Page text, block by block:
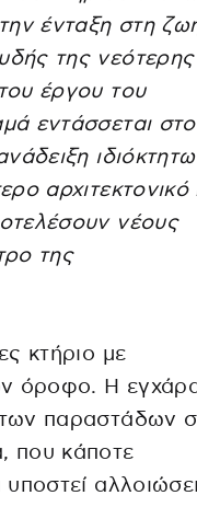
ένταξη στη
της νεότερης
έργου του
εντάσσεται στο
αρχιτεκτονικό
νέους
της
κτήριο με
όροφο. Η
παραστάδων
που κάποτε